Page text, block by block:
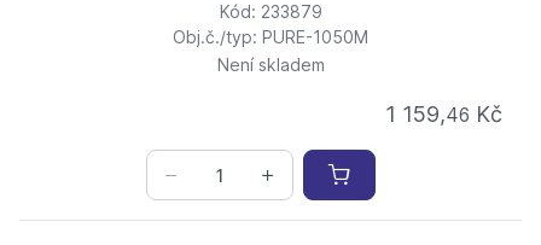
Kód: 233879
Obj.č./typ: PURE-1050M
Není skladem
1 159,46 Kč